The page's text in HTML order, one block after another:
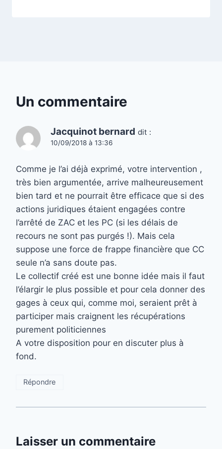
Un commentaire
Jacquinot bernard dit :
10/09/2018 à 13:36
Comme je l’ai déjà exprimé, votre intervention ,
très bien argumentée, arrive malheureusement
bien tard et ne pourrait être efficace que si des
actions juridiques étaient engagées contre
l’arrêté de ZAC et les PC (si les délais de
recours ne sont pas purgés !). Mais cela
suppose une force de frappe financière que CC
seule n’a sans doute pas.
Le collectif créé est une bonne idée mais il faut
l’élargir le plus possible et pour cela donner des
gages à ceux qui, comme moi, seraient prêt à
participer mais craignent les récupérations
purement politiciennes
A votre disposition pour en discuter plus à
fond.
Répondre
Laisser un commentaire